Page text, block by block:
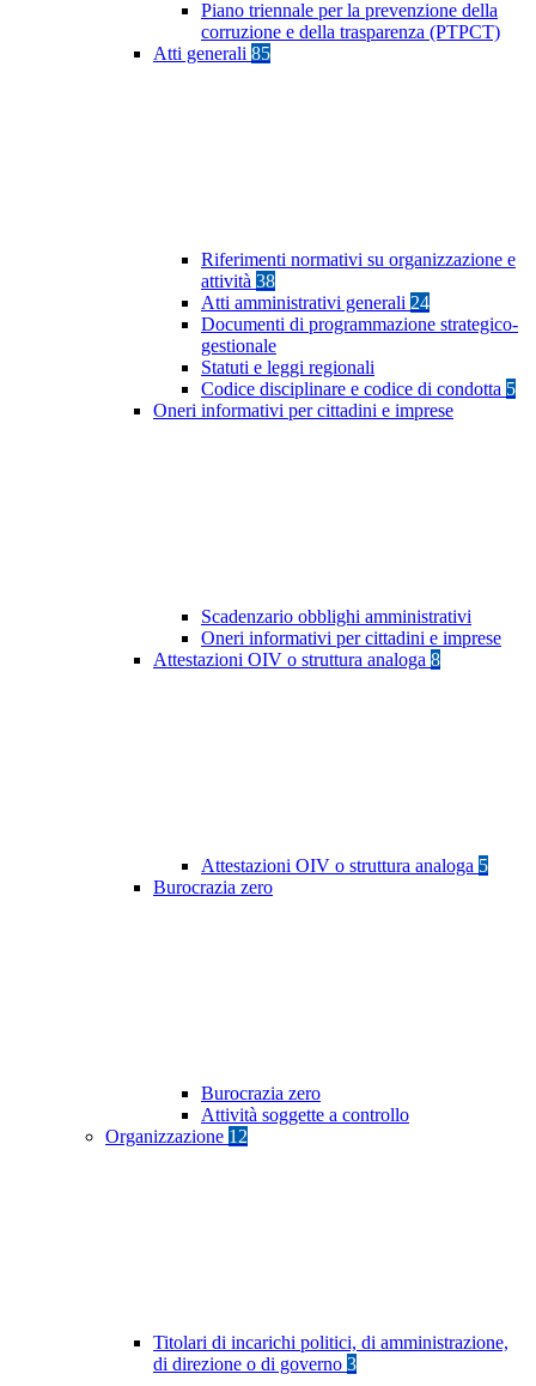
Piano triennale per la prevenzione della
corruzione e della trasparenza (PTPCT)
Atti generali 85
Riferimenti normativi su organizzazione e
attività 38
Atti amministrativi generali 24
Documenti di programmazione strategico-
gestionale
Statuti e leggi regionali
Codice disciplinare e codice di condotta 5
Oneri informativi per cittadini e imprese
Scadenzario obblighi amministrativi
Oneri informativi per cittadini e imprese
Attestazioni OIV o struttura analoga 8
Attestazioni OIV o struttura analoga 5
Burocrazia zero
Burocrazia zero
Attività soggette a controllo
Organizzazione 12
Titolari di incarichi politici, di amministrazione,
di direzione o di governo 3